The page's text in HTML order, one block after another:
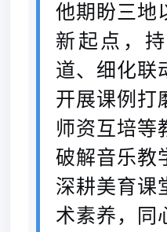
他期盼三地
新起点，
道、细化联
开展课例打
师资互培等
破解音乐教
深耕美育课
术素养，同